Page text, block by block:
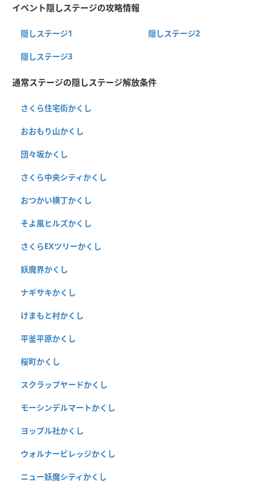
イベント隠しステージの攻略情報
隠しステージ1 隠しステージ2
隠しステージ3
通常ステージの隠しステージ解放条件
さくら住宅街かくし
おおもり山かくし
団々坂かくし
さくら中央シティかくし
おつかい横丁かくし
そよ風ヒルズかくし
さくらEXツリーかくし
妖魔界かくし
ナギサキかくし
けまもと村かくし
平釜平原かくし
桜町かくし
スクラップヤードかくし
モーシンデルマートかくし
ヨップル社かくし
ウォルナービレッジかくし
ニュー妖魔シティかくし